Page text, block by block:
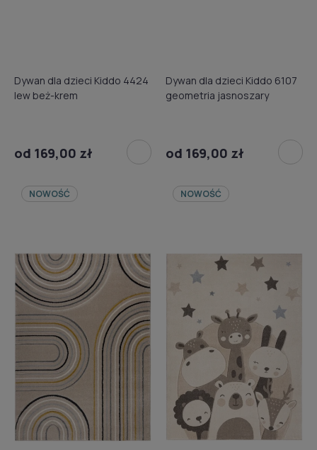
Dywan dla dzieci Kiddo 4424
lew beż-krem
od 169,00 zł
Dywan dla dzieci Kiddo 6107
geometria jasnoszary
od 169,00 zł
NOWOŚĆ NOWOŚĆ